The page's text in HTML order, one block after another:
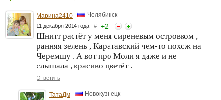
Марина2410 Челябинск
11 декабря 2014 года # +2
Шнитт растёт у меня сиреневым островком ,
ранняя зелень , Каратавский чем-то похож на
Черемшу . А вот про Моли я даже и не
слышала , красиво цветёт .
Ответить
ТатаДм Новокузнецк